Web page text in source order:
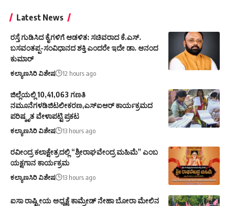
Latest News
ರಸ್ತೆ ಗುಡಿಸಿದ ಕೈಗಳಿಗೆ ಆಡಳಿತ: ಸಚಿವರಾದ ಕೆ.ಎಸ್.
ಬಸವಂತಪ್ಪ-ಸಂವಿಧಾನದ ಶಕ್ತಿ ಎಂದರೇ ಇದೇ ಡಾ. ಆನಂದ
ಕುಮಾರ್
ಕಲ್ಯಾಣಸಿರಿ ವಿಶೇಷ 12 hours ago
ಜಿಲ್ಲೆಯಲ್ಲಿ 10,41,063 ಗಣತಿ
ನಮೂನೆಗಳಡಿಜಿಟಲೀಕರಣ,ಎಸ್ಐಆರ್ ಕಾರ್ಯಕ್ರಮದ
ಪರಿಷ್ಕೃತ ವೇಳಾಪಟ್ಟಿ ಪ್ರಕಟ
ಕಲ್ಯಾಣಸಿರಿ ವಿಶೇಷ 13 hours ago
ರವೀಂದ್ರ ಕಲಾಕ್ಷೇತ್ರದಲ್ಲಿ “ಶ್ರೀರಾಘವೇಂದ್ರ ಮಹಿಮೆ” ಎಂಬ
ಯಕ್ಷಗಾನ ಕಾರ್ಯಕ್ರಮ
ಕಲ್ಯಾಣಸಿರಿ ವಿಶೇಷ 13 hours ago
ಐಸಾ ರಾಷ್ಟ್ರೀಯ ಅಧ್ಯಕ್ಷೆ ಕಾಮ್ರೇಡ್ ನೇಹಾ ಬೋರಾ ಮೇಲಿನ